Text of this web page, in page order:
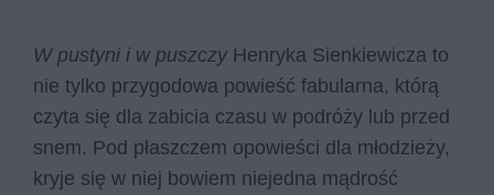
W pustyni i w puszczy Henryka Sienkiewicza to
nie tylko przygodowa powieść fabularna, którą
czyta się dla zabicia czasu w podróży lub przed
snem. Pod płaszczem opowieści dla młodzieży,
kryje się w niej bowiem niejedna mądrość